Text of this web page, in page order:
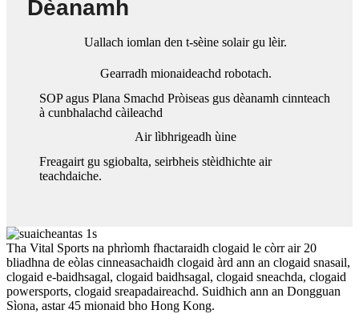
Dèanamh
Uallach iomlan den t-sèine solair gu lèir.
Gearradh mionaideachd robotach.
SOP agus Plana Smachd Pròiseas gus dèanamh cinnteach
à cunbhalachd càileachd
Air lìbhrigeadh ùine
Freagairt gu sgiobalta, seirbheis stèidhichte air
teachdaiche.
Tha Vital Sports na phrìomh fhactaraidh clogaid le còrr air 20
bliadhna de eòlas cinneasachaidh clogaid àrd ann an clogaid snasail,
clogaid e-baidhsagal, clogaid baidhsagal, clogaid sneachda, clogaid
powersports, clogaid sreapadaireachd. Suidhich ann an Dongguan
Sìona, astar 45 mionaid bho Hong Kong.